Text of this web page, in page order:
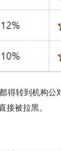
得转到机构
接被拉黑。